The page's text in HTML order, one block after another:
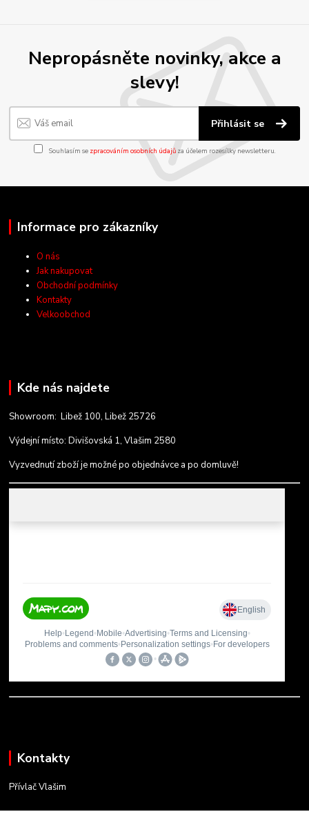
Nepropásněte novinky, akce a
slevy!
Přihlásit se
Souhlasím se zpracováním osobních údajůza účelem rozesílky newsletteru.
Informace pro zákazníky
O nás
Jak nakupovat
Obchodní podmínky
Kontakty
Velkoobchod
Kde nás najdete
Showroom: Libež 100, Libež 25726
Výdejní místo: Divišovská 1, Vlašim 2580
Vyzvednutí zboží je možné po objednávce a po domluvě!
Kontakty
Přívlač Vlašim